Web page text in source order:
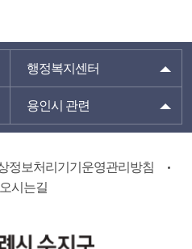
행정복지센터
용인시 관련
정보처리기기운영관리방침
시는길